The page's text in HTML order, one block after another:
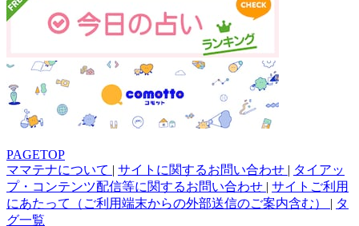
PAGETOP
ママテナについて | サイトに関するお問い合わせ | タイアッ
プ・コンテンツ配信等に関するお問い合わせ | サイトご利用
にあたって（ご利用端末からの外部送信のご案内含む） | タ
グ一覧